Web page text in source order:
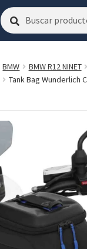
Buscar
por:
Buscar
BMW BMW R12 NINET
Tank Bag Wunderlich